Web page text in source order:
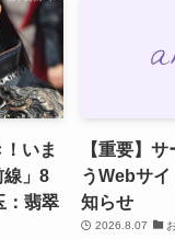
！いま
線」8
翡翠
【重要】
うWebサ
知らせ
2026.8.07